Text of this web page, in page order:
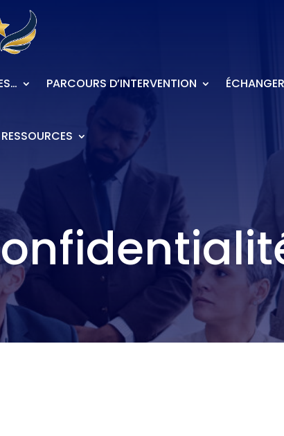
PARCOURS D’INTERVENTION
RESSOURCES